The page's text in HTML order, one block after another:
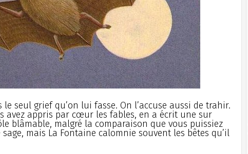
le seul grief qu’on lui fasse. On l’accuse aussi de trahir.
avez appris par cœur les fables, en a écrit une sur
blâmable, malgré la comparaison que vous puissiez
mais La Fontaine calomnie souvent les bêtes qu’il